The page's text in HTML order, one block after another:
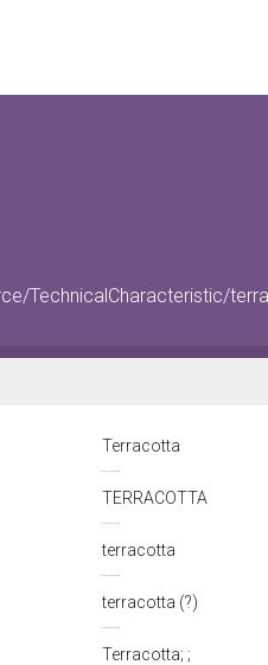
TechnicalCharacteristic/
Terracotta
TERRACOTTA
terracotta
terracotta (?)
Terracotta; ;